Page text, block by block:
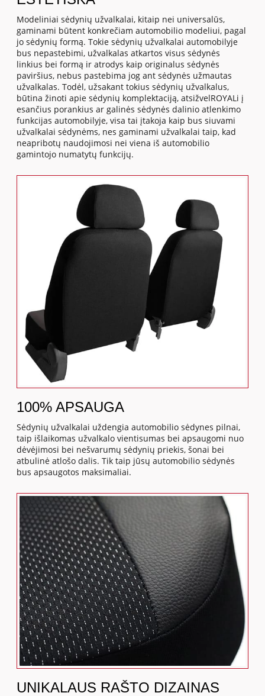
Modeliniai sėdynių užvalkalai, kitaip nei universalūs,
gaminami būtent konkrečiam automobilio modeliui, pagal
jo sėdynių formą. Tokie sėdynių užvalkalai automobilyje
bus nepastebimi, užvalkalas atkartos visus sėdynės
linkius bei formą ir atrodys kaip originalus sėdynės
paviršius, nebus pastebima jog ant sėdynės užmautas
užvalkalas. Todėl, užsakant tokius sėdynių užvalkalus,
būtina žinoti apie sėdynių komplektaciją, atsižvelROYALi į
esančius porankius ar galinės sėdynės dalinio atlenkimo
funkcijas automobilyje, visa tai įtakoja kaip bus siuvami
užvalkalai sėdynėms, nes gaminami užvalkalai taip, kad
neapribotų naudojimosi nei viena iš automobilio
gamintojo numatytų funkcijų.
100% APSAUGA
Sėdynių užvalkalai uždengia automobilio sėdynes pilnai,
taip išlaikomas užvalkalo vientisumas bei apsaugomi nuo
dėvėjimosi bei nešvarumų sėdynių priekis, šonai bei
atbulinė atlošo dalis. Tik taip jūsų automobilio sėdynės
bus apsaugotos maksimaliai.
UNIKALAUS RAŠTO DIZAINAS